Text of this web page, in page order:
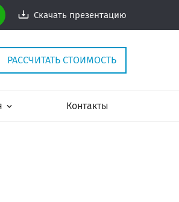
Скачать презентацию
РАССЧИТАТЬ СТОИМОСТЬ
Контакты